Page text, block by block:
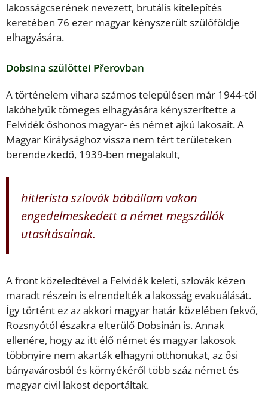
lakosságcserének nevezett, brutális kitelepítés
keretében 76 ezer magyar kényszerült szülőföldje
elhagyására.
Dobsina szülöttei Přerovban
A történelem vihara számos településen már 1944-től
lakóhelyük tömeges elhagyására kényszerítette a
Felvidék őshonos magyar- és német ajkú lakosait. A
Magyar Királysághoz vissza nem tért területeken
berendezkedő, 1939-ben megalakult,
hitlerista szlovák bábállam vakon
engedelmeskedett a német megszállók
utasításainak.
A front közeledtével a Felvidék keleti, szlovák kézen
maradt részein is elrendelték a lakosság evakuálását.
Így történt ez az akkori magyar határ közelében fekvő,
Rozsnyótól északra elterülő Dobsinán is. Annak
ellenére, hogy az itt élő német és magyar lakosok
többnyire nem akarták elhagyni otthonukat, az ősi
bányavárosból és környékéről több száz német és
magyar civil lakost deportáltak.